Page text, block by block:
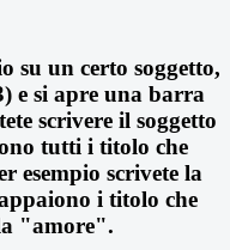
su un certo soggetto,
e si apre una barra
scrivere il soggetto
tutti i titolo che
esempio scrivete la
i titolo che
"amore".